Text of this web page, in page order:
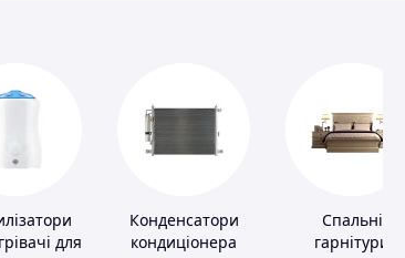
для
Конденсатори
кондиціонера
Спальні
гарнітури